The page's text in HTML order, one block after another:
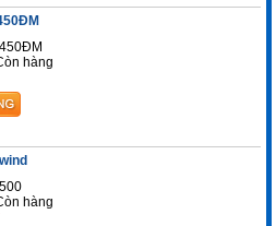
hàng
hàng